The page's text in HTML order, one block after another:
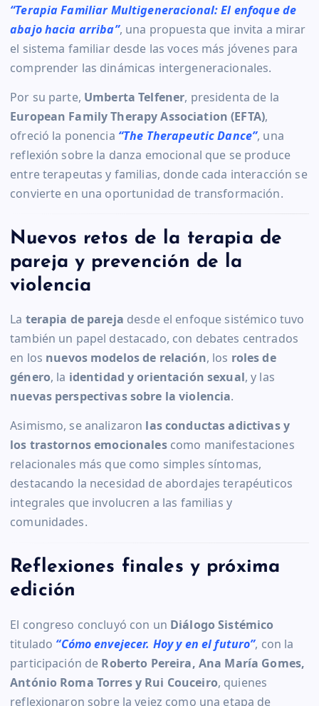
“Terapia Familiar Multigeneracional: El enfoque de
abajo hacia arriba”, una propuesta que invita a mirar
el sistema familiar desde las voces más jóvenes para
comprender las dinámicas intergeneracionales.
Por su parte, Umberta Telfener, presidenta de la
European Family Therapy Association (EFTA),
ofreció la ponencia “The Therapeutic Dance”, una
reflexión sobre la danza emocional que se produce
entre terapeutas y familias, donde cada interacción se
convierte en una oportunidad de transformación.
Nuevos retos de la terapia de
pareja y prevención de la
violencia
La terapia de pareja desde el enfoque sistémico tuvo
también un papel destacado, con debates centrados
en los nuevos modelos de relación, los roles de
género, la identidad y orientación sexual, y las
nuevas perspectivas sobre la violencia.
Asimismo, se analizaron las conductas adictivas y
los trastornos emocionalescomo manifestaciones
relacionales más que como simples síntomas,
destacando la necesidad de abordajes terapéuticos
integrales que involucren a las familias y
comunidades.
Reflexiones finales y próxima
edición
El congreso concluyó con un Diálogo Sistémico
titulado “Cómo envejecer. Hoy y en el futuro”, con la
participación de Roberto Pereira, Ana María Gomes,
António Roma Torres y Rui Couceiro, quienes
reflexionaron sobre la vejez como una etapa de